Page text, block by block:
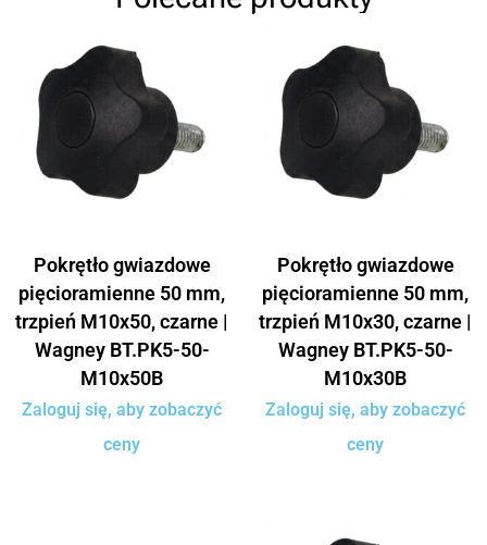
Pokrętło gwiazdowe
pięcioramienne 50 mm,
trzpień M10x50, czarne |
Wagney BT.PK5-50-
M10x50B
Zaloguj się, aby zobaczyć
ceny
Pokrętło gwiazdowe
pięcioramienne 50 mm,
trzpień M10x30, czarne |
Wagney BT.PK5-50-
M10x30B
Zaloguj się, aby zobaczyć
ceny